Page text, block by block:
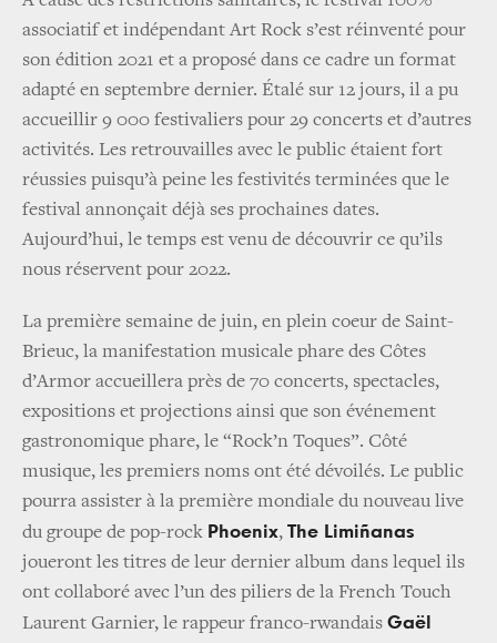
associatif et indépendant Art Rock s’est réinventé pour
son édition 2021 et a proposé dans ce cadre un format
adapté en septembre dernier. Étalé sur 12 jours, il a pu
accueillir 9 000 festivaliers pour 29 concerts et d’autres
activités. Les retrouvailles avec le public étaient fort
réussies puisqu’à peine les festivités terminées que le
festival annonçait déjà ses prochaines dates.
Aujourd’hui, le temps est venu de découvrir ce qu’ils
nous réservent pour 2022.
La première semaine de juin, en plein coeur de Saint-
Brieuc, la manifestation musicale phare des Côtes
d’Armor accueillera près de 70 concerts, spectacles,
expositions et projections ainsi que son événement
gastronomique phare, le “Rock’n Toques”. Côté
musique, les premiers noms ont été dévoilés. Le public
pourra assister à la première mondiale du nouveau live
du groupe de pop-rock Phoenix, The Limiñanas
joueront les titres de leur dernier album dans lequel ils
ont collaboré avec l’un des piliers de la French Touch
Laurent Garnier, le rappeur franco-rwandais Gaël